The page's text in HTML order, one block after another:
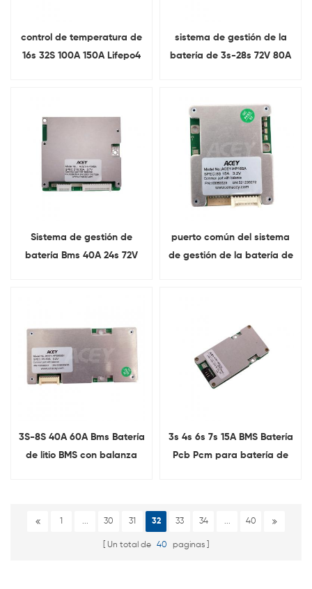
control de temperatura de
16s 32S 100A 150A Lifepo4
sistema de gestión de la
batería de 3s-28s 72V 80A
Sistema de gestión de
batería Bms 40A 24s 72V
puerto común del sistema
de gestión de la batería de
3S-8S 40A 60A Bms Batería
de litio BMS con balanza
3s 4s 6s 7s 15A BMS Batería
Pcb Pcm para batería de
1 ... 30 31 32 33 34 ... 40
Un total de 40 paginas